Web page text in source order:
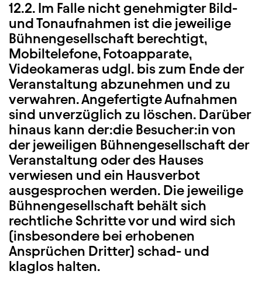
12.2. Im Falle nicht genehmigter Bild-
und Tonaufnahmen ist die jeweilige
Bühnengesellschaft berechtigt,
Mobiltelefone, Fotoapparate,
Videokameras udgl. bis zum Ende der
Veranstaltung abzunehmen und zu
verwahren. Angefertigte Aufnahmen
sind unverzüglich zu löschen. Darüber
hinaus kann der:die Besucher:in von
der jeweiligen Bühnengesellschaft der
Veranstaltung oder des Hauses
verwiesen und ein Hausverbot
ausgesprochen werden. Die jeweilige
Bühnengesellschaft behält sich
rechtliche Schritte vor und wird sich
(insbesondere bei erhobenen
Ansprüchen Dritter) schad- und
klaglos halten.